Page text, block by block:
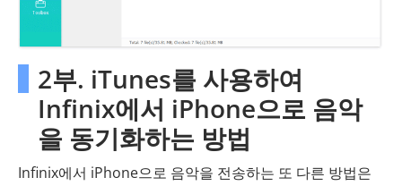
2부. iTunes를 사용하여
Infinix에서 iPhone으로 음악
을 동기화하는 방법
Infinix에서 iPhone으로 음악을 전송하는 또 다른 방법은